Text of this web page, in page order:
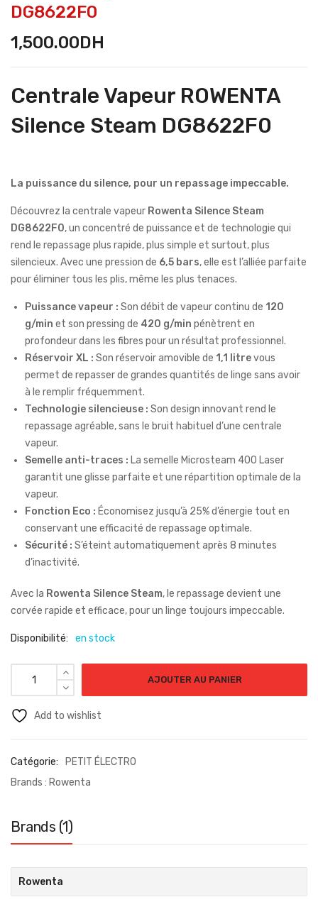
DG8622F0
1,500.00DH
Centrale Vapeur ROWENTA
Silence Steam DG8622F0
La puissance du silence, pour un repassage impeccable.
Découvrez la centrale vapeur Rowenta Silence Steam
DG8622F0, un concentré de puissance et de technologie qui
rend le repassage plus rapide, plus simple et surtout, plus
silencieux. Avec une pression de 6,5 bars, elle est l’alliée parfaite
pour éliminer tous les plis, même les plus tenaces.
Puissance vapeur : Son débit de vapeur continu de 120
g/min et son pressing de 420 g/min pénètrent en
profondeur dans les fibres pour un résultat professionnel.
Réservoir XL : Son réservoir amovible de 1,1 litrevous
permet de repasser de grandes quantités de linge sans avoir
à le remplir fréquemment.
Technologie silencieuse : Son design innovant rend le
repassage agréable, sans le bruit habituel d’une centrale
vapeur.
Semelle anti-traces : La semelle Microsteam 400 Laser
garantit une glisse parfaite et une répartition optimale de la
vapeur.
Fonction Eco : Économisez jusqu’à 25% d’énergie tout en
conservant une efficacité de repassage optimale.
Sécurité : S’éteint automatiquement après 8 minutes
d’inactivité.
Avec la Rowenta Silence Steam, le repassage devient une
corvée rapide et efficace, pour un linge toujours impeccable.
Disponibilité: en stock
AJOUTER AU PANIER
Add to wishlist
Catégorie:
PETIT ÉLECTRO
Brands : Rowenta
Brands (1)
Rowenta